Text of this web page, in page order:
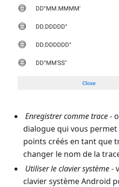
Enregistrer comme trace-
dialogue qui vous
points créés en tant que
changer le nom de la
Utiliser le clavier système-
clavier système Android